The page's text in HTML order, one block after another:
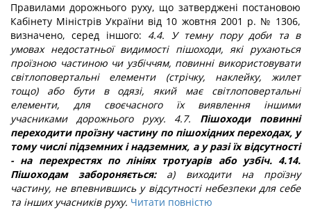
Правилами дорожнього руху, що затверджені постановою
Кабінету Міністрів України від 10 жовтня 2001 р. № 1306,
визначено, серед іншого: 4.4. У темну пору доби та в
умовах недостатньої видимості пішоходи, які рухаються
проїзною частиною чи узбіччям, повинні використовувати
світлоповертальні елементи (стрічку, наклейку, жилет
тощо) або бути в одязі, який має світлоповертальні
елементи, для своєчасного їх виявлення іншими
учасниками дорожнього руху. 4.7. Пішоходи повинні
переходити проїзну частину по пішохідних переходах, у
тому числі підземних і надземних, а у разі їх відсутності
- на перехрестях по лініях тротуарів або узбіч. 4.14.
Пішоходам забороняється: а) виходити на проїзну
частину, не впевнившись у відсутності небезпеки для себе
та інших учасників руху. Читати повністю